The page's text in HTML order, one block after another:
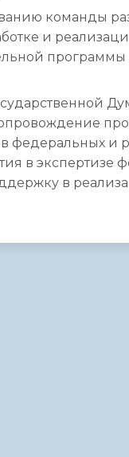
команды
и
программы
федеральных и
в экспертизе
в